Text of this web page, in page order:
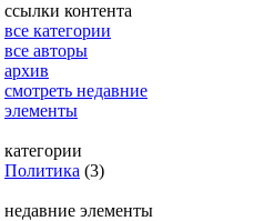
ссылки контента
все категории
все авторы
архив
смотреть недавние
элементы
категории
Политика (3)
недавние элементы